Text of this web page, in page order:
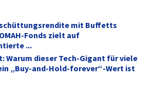
mit Buffetts
Fonds zielt auf
...
Warum dieser Tech-Gigant für viele
„Buy-and-Hold-forever“-Wert ist